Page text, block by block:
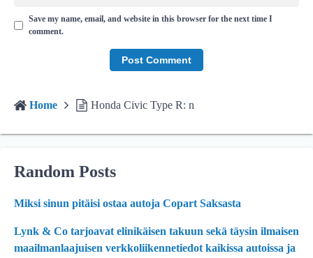
Save my name, email, and website in this browser for the next time I
comment.
Home Honda Civic Type R: n
Random Posts
Miksi sinun pitäisi ostaa autoja Copart Saksasta
Lynk & Co tarjoavat elinikäisen takuun sekä täysin ilmaisen
maailmanlaajuisen verkkoliikennetiedot kaikissa autoissa ja